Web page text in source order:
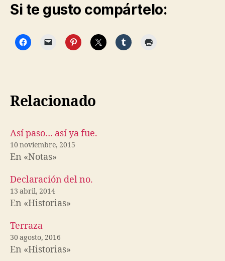
Si te gusto compártelo:
Relacionado
Así paso… así ya fue.
10 noviembre, 2015
En «Notas»
Declaración del no.
13 abril, 2014
En «Historias»
Terraza
30 agosto, 2016
En «Historias»